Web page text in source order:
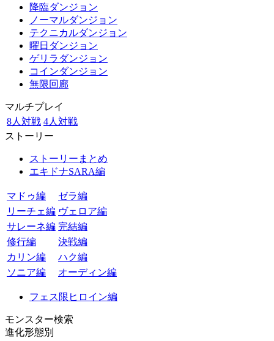
降臨ダンジョン
ノーマルダンジョン
テクニカルダンジョン
曜日ダンジョン
ゲリラダンジョン
コインダンジョン
無限回廊
マルチプレイ
8人対戦 4人対戦
ストーリー
ストーリーまとめ
エキドナSARA編
マドゥ編
ゼラ編
リーチェ編 ヴェロア編
サレーネ編 完結編
修行編
決戦編
カリン編
ハク編
ソニア編
オーディン編
フェス限ヒロイン編
モンスター検索
進化形態別